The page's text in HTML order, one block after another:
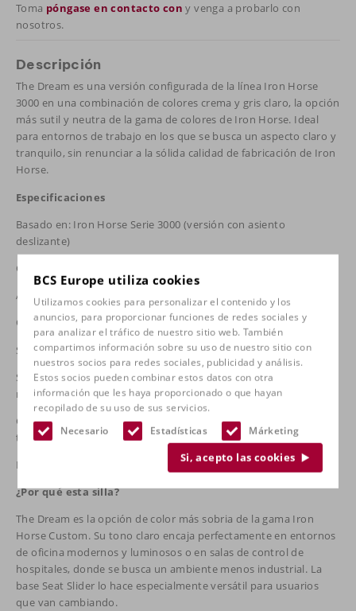
BCS Europe utiliza cookies
Utilizamos cookies para personalizar el contenido y los
anuncios, para proporcionar funciones de redes sociales y
para analizar el tráfico de nuestro sitio web. También
compartimos información sobre su uso de nuestro sitio con
nuestros socios para redes sociales, publicidad y análisis.
Estos socios pueden combinar estos datos con otra
información que les haya proporcionado o que hayan
recopilado de su uso de sus servicios.
Necesario
Estadísticas Márketing
Si, acepto las cookies
Toma póngase en contacto con y venga a probarlo con
nosotros.
Descripción
The Dream es una versión configurada de la línea Iron Horse
3000 en una combinación de colores crema y gris claro, la opción
más sutil y neutra de la gama de colores de Iron Horse. Ideal
para entornos de trabajo en los que se busca un aspecto claro y
tranquilo, sin renunciar a la sólida calidad de fabricación de Iron
Horse.
Especificaciones
Basado en: Iron Horse Serie 3000 (versión con asiento
deslizante)
Capacidad de carga: hasta 136 kg
Altura del usuario: 1,68 – 1,91 m
Color: crema con toques grises
Seat Slider (profundidad del asiento ajustable, rango de 2")
Sistema Air Lumbar, ajuste independiente del respaldo,
mecanismo HD Tilt
Garantía: 10 años bastidor, 5 años componentes, 3 años
tapicería/ruedas/reposabrazos
Probado: ANSI/BIFMA X5.1
¿Por qué esta silla?
The Dream es la opción de color más sobria de la gama Iron
Horse Custom. Su tono claro encaja perfectamente en entornos
de oficina modernos y luminosos o en salas de control de
hospitales, donde se busca un ambiente menos industrial. La
base Seat Slider lo hace especialmente versátil para usuarios
que van cambiando.